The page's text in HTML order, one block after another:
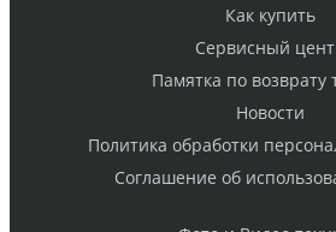
Как купить
Cервисный
Памятка по возврату
Новости
Политика обработки
Cоглашение об